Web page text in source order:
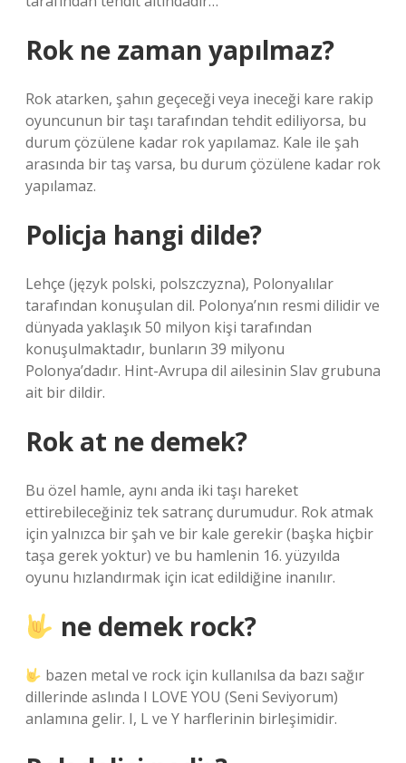
Rok ne zaman yapılmaz?
Rok atarken, şahın geçeceği veya ineceği kare rakip
oyuncunun bir taşı tarafından tehdit ediliyorsa, bu
durum çözülene kadar rok yapılamaz. Kale ile şah
arasında bir taş varsa, bu durum çözülene kadar rok
yapılamaz.
Policja hangi dilde?
Lehçe (język polski, polszczyzna), Polonyalılar
tarafından konuşulan dil. Polonya’nın resmi dilidir ve
dünyada yaklaşık 50 milyon kişi tarafından
konuşulmaktadır, bunların 39 milyonu
Polonya’dadır. Hint-Avrupa dil ailesinin Slav grubuna
ait bir dildir.
Rok at ne demek?
Bu özel hamle, aynı anda iki taşı hareket
ettirebileceğiniz tek satranç durumudur. Rok atmak
için yalnızca bir şah ve bir kale gerekir (başka hiçbir
taşa gerek yoktur) ve bu hamlenin 16. yüzyılda
oyunu hızlandırmak için icat edildiğine inanılır.
ne demek rock?
bazen metal ve rock için kullanılsa da bazı sağır
dillerinde aslında I LOVE YOU (Seni Seviyorum)
anlamına gelir. I, L ve Y harflerinin birleşimidir.